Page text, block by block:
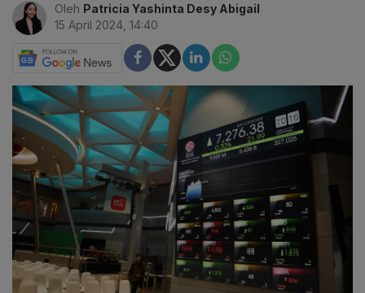
Oleh Patricia Yashinta Desy Abigail
15 April 2024, 14:40